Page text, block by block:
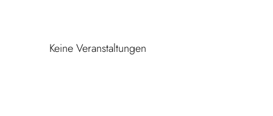
Keine Veranstaltungen